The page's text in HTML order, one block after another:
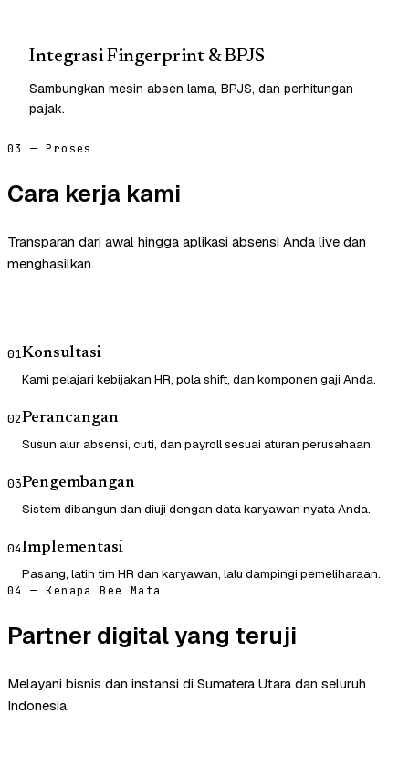
Integrasi Fingerprint & BPJS
Sambungkan mesin absen lama, BPJS, dan perhitungan
pajak.
03 — Proses
Cara kerja kami
Transparan dari awal hingga aplikasi absensi Anda live dan
menghasilkan.
01Konsultasi
Kami pelajari kebijakan HR, pola shift, dan komponen gaji Anda.
02Perancangan
Susun alur absensi, cuti, dan payroll sesuai aturan perusahaan.
03Pengembangan
Sistem dibangun dan diuji dengan data karyawan nyata Anda.
04Implementasi
Pasang, latih tim HR dan karyawan, lalu dampingi pemeliharaan.
04 — Kenapa Bee Mata
Partner digital yang teruji
Melayani bisnis dan instansi di Sumatera Utara dan seluruh
Indonesia.